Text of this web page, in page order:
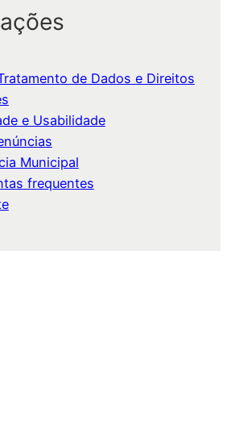
de Dados e Direitos
e Usabilidade
Municipal
frequentes